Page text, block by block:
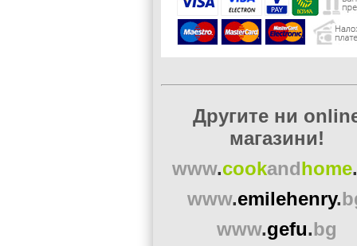
Другите ни
магазини!
www.cookandhome.
www.emilehenry.
www.gefu.bg